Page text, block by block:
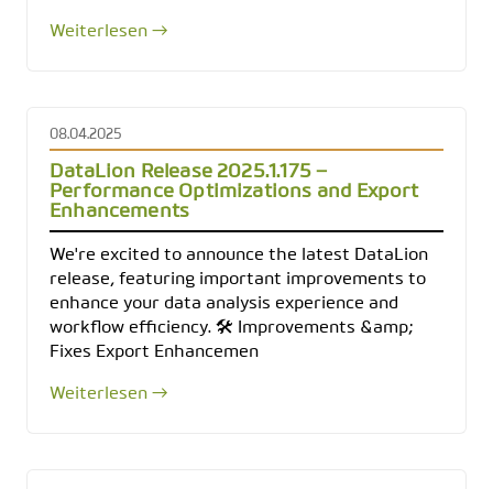
Weiterlesen →
08.04.2025
DataLion Release 2025.1.175 –
Performance Optimizations and Export
Enhancements
We're excited to announce the latest DataLion
release, featuring important improvements to
enhance your data analysis experience and
workflow efficiency. 🛠️ Improvements &amp;
Fixes Export Enhancemen
Weiterlesen →